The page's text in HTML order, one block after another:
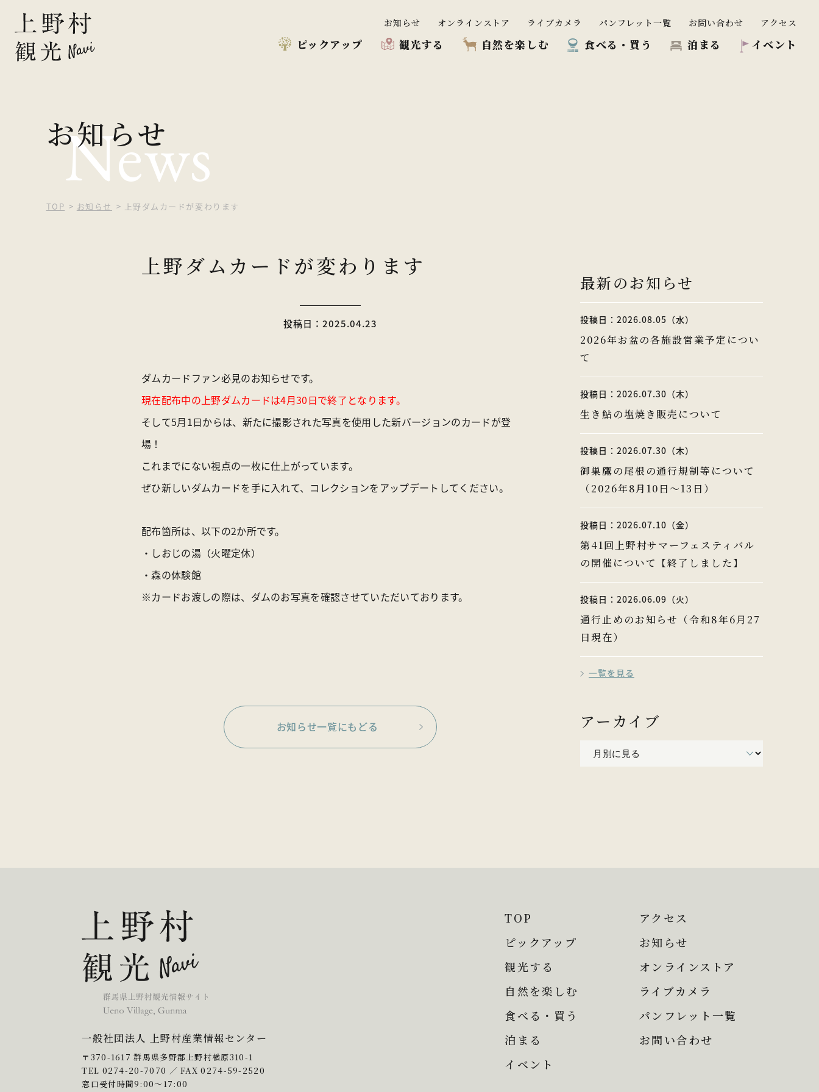
お知らせ オンラインストア ライブカメラ パンフレット一覧 お問い合わせ アクセス
ピックアップ 観光する 自然を楽しむ 食べる・買う 泊まる イベント
自然を楽しむ
イベント
一般社団法人 上野村産業情報センター
TEL0274-20-7070／ FAX 0274-59-2520
お知らせ
News
TOP お知らせ 上野ダムカードが変わります
上野ダムカードが変わります
投稿日：2025.04.23
ダムカードファン必見のお知らせです。
現在配布中の上野ダムカードは4月30日で終了となります。
そして5月1日からは、新たに撮影された写真を使用した新バージョンのカードが登
場！
これまでにない視点の一枚に仕上がっています。
ぜひ新しいダムカードを手に入れて、コレクションをアップデートしてください。
配布箇所は、以下の2か所です。
・しおじの湯（火曜定休）
・森の体験館
※カードお渡しの際は、ダムのお写真を確認させていただいております。
お知らせ一覧にもどる
最新のお知らせ
投稿日：2026.08.05（水）
2026年お盆の各施設営業予定につい
て
投稿日：2026.07.30（木）
生き鮎の塩焼き販売について
投稿日：2026.07.30（木）
御巣鷹の尾根の通行規制等について
（2026年8月10日～13日）
投稿日：2026.07.10（金）
第41回上野村サマーフェスティバル
の開催について【終了しました】
投稿日：2026.06.09（火）
通行止めのお知らせ（令和8年6月27
日現在）
一覧を見る
アーカイブ
TOP
ピックアップ
観光する
自然を楽しむ
食べる・買う
泊まる
イベント
アクセス
お知らせ
オンラインストア
ライブカメラ
パンフレット一覧
お問い合わせ
一般社団法人 上野村産業情報センター
〒370-1617 群馬県多野郡上野村楢原310-1
TEL 0274-20-7070 ／ FAX 0274-59-2520
窓口受付時間9:00〜17:00